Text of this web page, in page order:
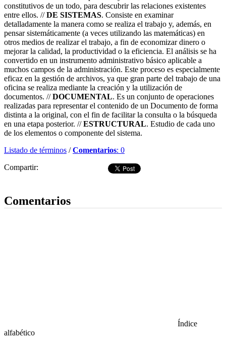
constitutivos de un todo, para descubrir las relaciones existentes
entre ellos. //DE SISTEMAS. Consiste en examinar
detalladamente la manera como se realiza el trabajo y, además, en
pensar sistemáticamente (a veces utilizando las matemáticas) en
otros medios de realizar el trabajo, a fin de economizar dinero o
mejorar la calidad, la productividad o la eficiencia. El análisis se ha
convertido en un instrumento administrativo básico aplicable a
muchos campos de la administración. Este proceso es especialmente
eficaz en la gestión de archivos, ya que gran parte del trabajo de una
oficina se realiza mediante la creación y la utilización de
documentos. //DOCUMENTAL. Es un conjunto de operaciones
realizadas para representar el contenido de un Documento de forma
distinta a la original, con el fin de facilitar la consulta o la búsqueda
en una etapa posterior. //ESTRUCTURAL. Estudio de cada uno
de los elementos o componente del sistema.
Listado de términos /Comentarios: 0
Compartir:
Comentarios
Índice
alfabético